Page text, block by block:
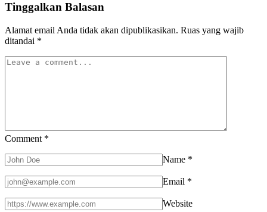
Tinggalkan Balasan
Alamat email Anda tidak akan dipublikasikan. Ruas yang wajib
ditandai *
Comment *
Name *
Email *
Website